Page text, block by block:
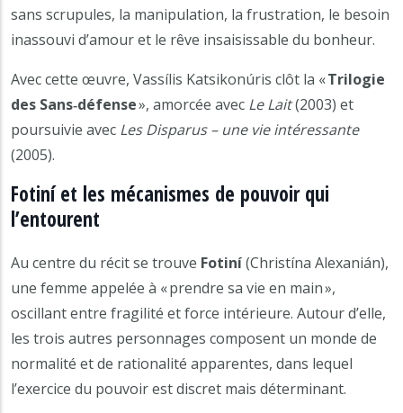
sans scrupules, la manipulation, la frustration, le besoin
inassouvi d’amour et le rêve insaisissable du bonheur.
Avec cette œuvre, Vassílis Katsikonúris clôt la «Trilogie
des Sans‑défense», amorcée avec Le Lait(2003) et
poursuivie avec Les Disparus – une vie intéressante
(2005).
Fotiní et les mécanismes de pouvoir qui
l’entourent
Au centre du récit se trouve Fotiní(Christína Alexanián),
une femme appelée à « prendre sa vie en main »,
oscillant entre fragilité et force intérieure. Autour d’elle,
les trois autres personnages composent un monde de
normalité et de rationalité apparentes, dans lequel
l’exercice du pouvoir est discret mais déterminant.